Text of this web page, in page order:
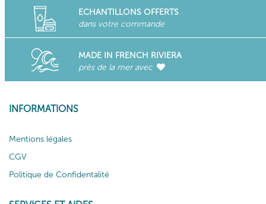
ECHANTILLONS OFFERTS
dans votre commande
MADE IN FRENCH RIVIERA
près de la mer avec
INFORMATIONS
Mentions légales
CGV
Politique de Confidentalité